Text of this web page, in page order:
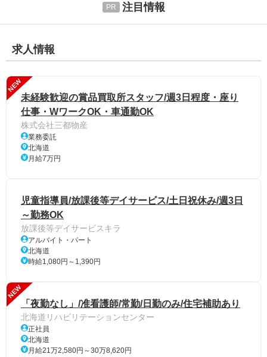
注目情報
求人情報
NEW
未経験歓迎の賞品買取所スタッフ/週3日程度・座り
仕事・WワークOK・車通勤OK
株式会社三都物産
業務委託
北海道
月給7万円
児童指導員/放課後等デイサービス/土日祝休み/週3日
～勤務OK
放課後等デイサービスキラ
アルバイト・パート
北海道
時給1,080円～1,390円
NEW
「夜勤なし」/准看護師/常勤/日勤のみ/住宅補助あり
北海道リハビリテーションセンター
正社員
北海道
月給21万2,580円～30万8,620円